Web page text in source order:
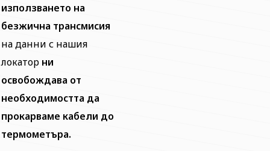
използването на
безжична трансмисия
на данни с нашия
локатор ни
освобождава от
необходимостта да
прокарваме кабели до
термометъра.